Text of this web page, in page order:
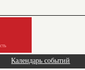
Календарь событий